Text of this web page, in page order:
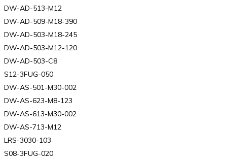
DW-AD-513-M12
DW-AD-509-M18-390
DW-AD-503-M18-245
DW-AD-503-M12-120
DW-AD-503-C8
S12-3FUG-050
DW-AS-501-M30-002
DW-AS-623-M8-123
DW-AS-613-M30-002
DW-AS-713-M12
LRS-3030-103
S08-3FUG-020